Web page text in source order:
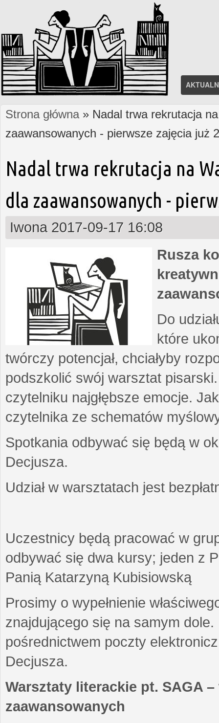
Jesteś tutaj
Strona główna» Nadal trwa rekrutacja
zaawansowanych - pierwsze zajęcia już
Nadal trwa rekrutacja na
dla zaawansowanych -
Iwona 2017-09-17 16:08
Rusza
Do
które
twórczy potencjał, chciałyby
podszkolić swój warsztat
czytelniku najgłębsze emocje.
czytelnika ze schematów
Spotkania odbywać się będą w
Decjusza.
Udział w warsztatach jest
Uczestnicy będą pracować w
odbywać się dwa kursy; jeden z
Panią Katarzyną Kubisiowską
Prosimy o wypełnienie
znajdującego się na samym
pośrednictwem poczty
Decjusza.
Warsztaty literackie pt. SAGA
zaawansowanych